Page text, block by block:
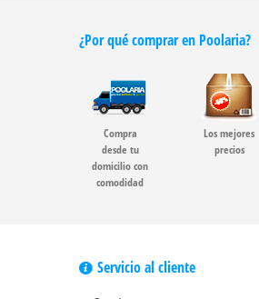
¿Por qué comprar en Poolaria?
Compra
desde tu
domicilio con
comodidad
Los mejores
precios
Servicio al cliente